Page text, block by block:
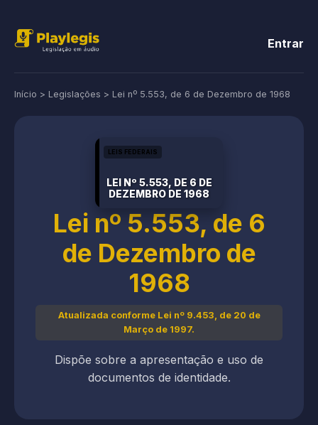
Entrar
Início > Legislações > Lei nº 5.553, de 6 de Dezembro de 1968
LEIS FEDERAIS
LEI Nº 5.553, DE 6 DE
DEZEMBRO DE 1968
Lei nº 5.553, de 6
de Dezembro de
1968
Atualizada conforme Lei nº 9.453, de 20 de
Março de 1997.
Dispõe sobre a apresentação e uso de
documentos de identidade.